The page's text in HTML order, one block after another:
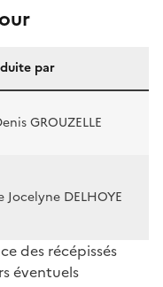
par
GROUZELLE
Jocelyne DELHOYE
des récépissés
éventuels